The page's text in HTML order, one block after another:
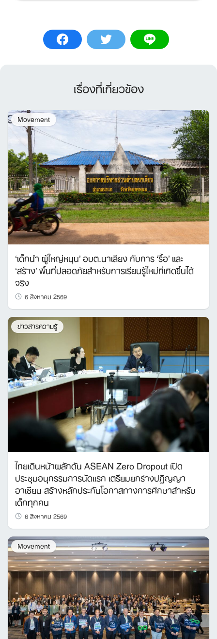
เรื่องที่เกี่ยวข้อง
Movement
‘เด็กนำ ผู้ใหญ่หนุน’ อบต.นาเลียง กับการ ‘รื้อ’ และ
‘สร้าง’ พื้นที่ปลอดภัยสำหรับการเรียนรู้ใหม่ที่เกิดขึ้นได้
จริง
6 สิงหาคม 2569
ข่าวสารความรู้
ไทยเดินหน้าผลักดัน ASEAN Zero Dropout เปิด
ประชุมอนุกรรมการนัดแรก เตรียมยกร่างปฏิญญา
อาเซียน สร้างหลักประกันโอกาสทางการศึกษาสำหรับ
เด็กทุกคน
6 สิงหาคม 2569
Movement